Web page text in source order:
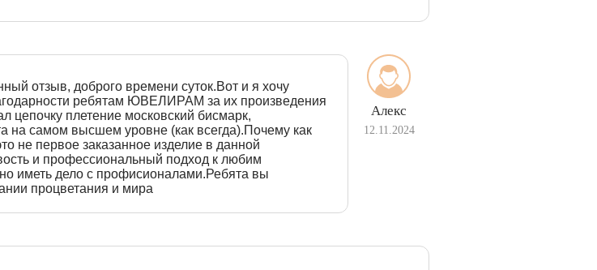
Алекс
12.11.2024
отзыв, доброго времени суток.Вот и я хочу
ребятам ЮВЕЛИРАМ за их произведения
цепочку плетение московский бисмарк,
на самом высшем уровне (как всегда).Почему как
не первое заказанное изделие в данной
и профессиональный подход к любим
иметь дело с профисионалами.Ребята вы
процветания и мира